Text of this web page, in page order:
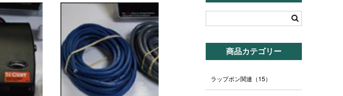
商品カテゴリー
ラップポン関連 （15）